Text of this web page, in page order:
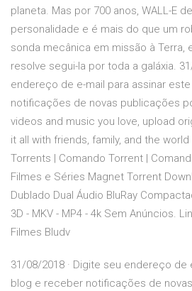
planeta. Mas por 700 anos, WALL-E
personalidade e é mais do que um
sonda mecânica em missão à Terra,
resolve segui-la por toda a galáxia.
endereço de e-mail para assinar
notificações de novas publicações
videos and music you love, upload
it all with friends, family, and the
Torrents | Comando Torrent |
Filmes e Séries Magnet Torrent
Dublado Dual Áudio BluRay
3D - MKV - MP4 - 4k Sem Anúncios.
Filmes Bludv
31/08/2018 · Digite seu endereço de
blog e receber notificações de